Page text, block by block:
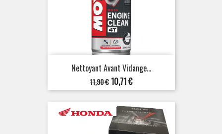
Nettoyant Avant Vidange...
Prix
de
base
11,90 € Prix
10,71 €